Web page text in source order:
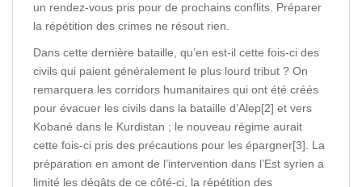
un rendez-vous pris pour de prochains conflits. Préparer
la répétition des crimes ne résout rien.
Dans cette dernière bataille, qu’en est-il cette fois-ci des
civils qui paient généralement le plus lourd tribut ? On
remarquera les corridors humanitaires qui ont été créés
pour évacuer les civils dans la bataille d’Alep[2] et vers
Kobané dans le Kurdistan ; le nouveau régime aurait
cette fois-ci pris des précautions pour les épargner[3]. La
préparation en amont de l’intervention dans l’Est syrien a
limité les dégâts de ce côté-ci, la répétition des